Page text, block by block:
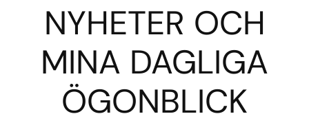
NYHETER OCH
MINA DAGLIGA
ÖGONBLICK